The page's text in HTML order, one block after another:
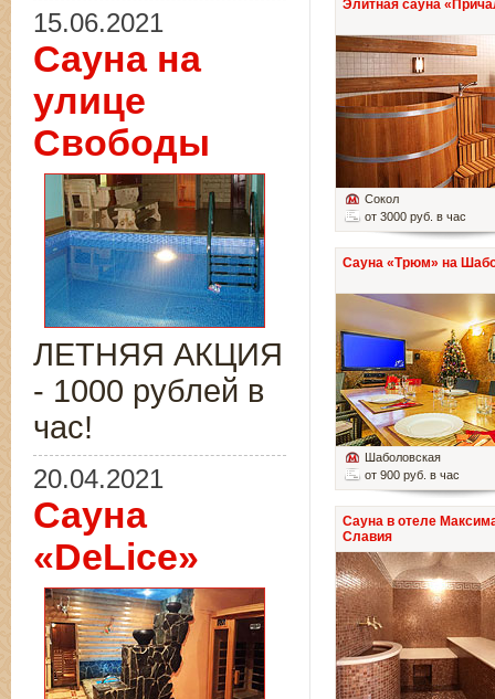
Элитная сауна
Сокол
от 3000 руб. в час
Сауна «Трюм» на
Шаболовская
от 900 руб. в час
Сауна в отеле
Славия
15.06.2021
Сауна на
улице
Свободы
ЛЕТНЯЯ АКЦИЯ
- 1000 рублей в
час!
20.04.2021
Сауна
«DeLice»